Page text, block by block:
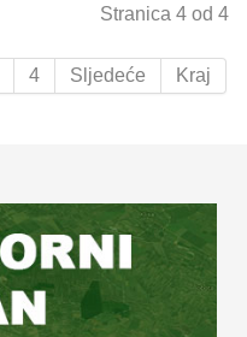
Stranica 4 od 4
4 Sljedeće Kraj